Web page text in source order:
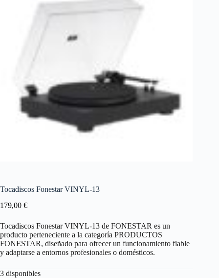
Tocadiscos Fonestar VINYL-13
179,00 €
Tocadiscos Fonestar VINYL-13 de FONESTAR es un
producto perteneciente a la categoría PRODUCTOS
FONESTAR, diseñado para ofrecer un funcionamiento fiable
y adaptarse a entornos profesionales o domésticos.
3 disponibles